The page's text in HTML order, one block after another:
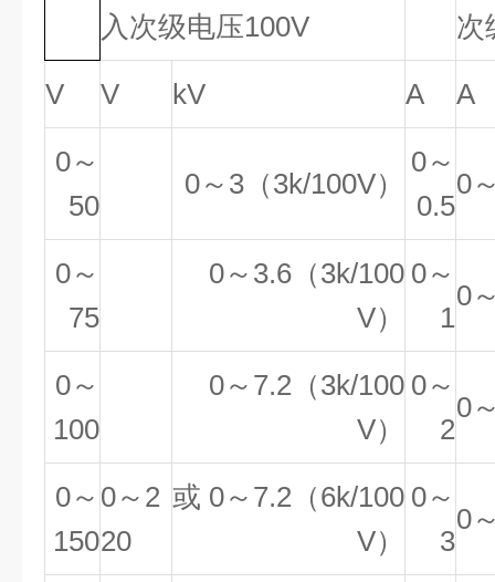
入次级电压100V
次
V V kV A A
0～
50
0～3（3k/100V）
0～
0.5
0
0～
75
0～3.6（3k/100
V）
0～
1
0
0～
100
0～7.2（3k/100
V）
0～
2
0
0～
150
0～2
20
或 0～7.2（6k/100
V）
0～
3
0